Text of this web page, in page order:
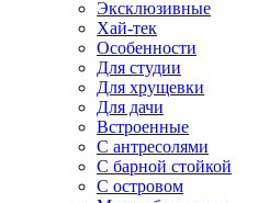
Эксклюзивные
Хай-тек
Особенности
Для студии
Для хрущевки
Для дачи
Встроенные
С антресолями
С барной стойкой
С островом